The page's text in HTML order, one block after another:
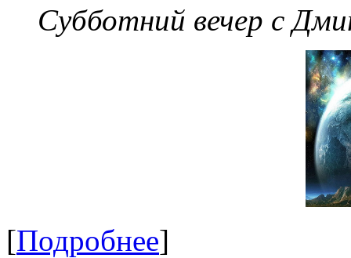
Субботний вечер с
[Подробнее]